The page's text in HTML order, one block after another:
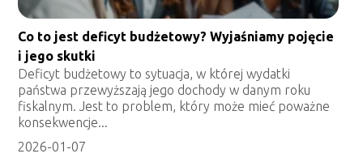
Co to jest deficyt budżetowy? Wyjaśniamy pojęcie
i jego skutki
Deficyt budżetowy to sytuacja, w której wydatki
państwa przewyższają jego dochody w danym roku
fiskalnym. Jest to problem, który może mieć poważne
konsekwencje...
2026-01-07